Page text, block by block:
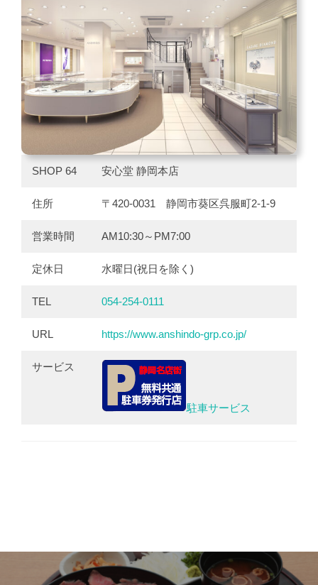
SHOP 64 安心堂 静岡本店
住所 〒420-0031 静岡市葵区呉服町2-1-9
営業時間 AM10:30～PM7:00
定休日 水曜日(祝日を除く)
TEL 054-254-0111
URL https://www.anshindo-grp.co.jp/
サービス
駐車サービス